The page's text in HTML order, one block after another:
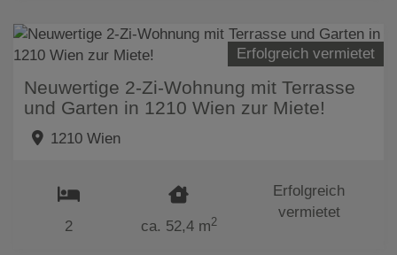
Erfolgreich vermietet
Neuwertige 2-Zi-Wohnung mit Terrasse
und Garten in 1210 Wien zur Miete!
1210 Wien
2 ca. 52,4 m2
Erfolgreich
vermietet